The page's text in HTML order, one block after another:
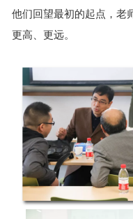
他们回望最初的起点，老
更高、更远。